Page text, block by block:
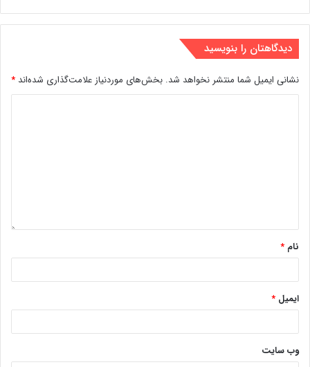
دیدگاهتان را بنویسید
نشانی ایمیل شما منتشر نخواهد شد. بخش‌های موردنیاز علامت‌گذاری شده‌اند *
نام *
ایمیل *
وب‌ سایت